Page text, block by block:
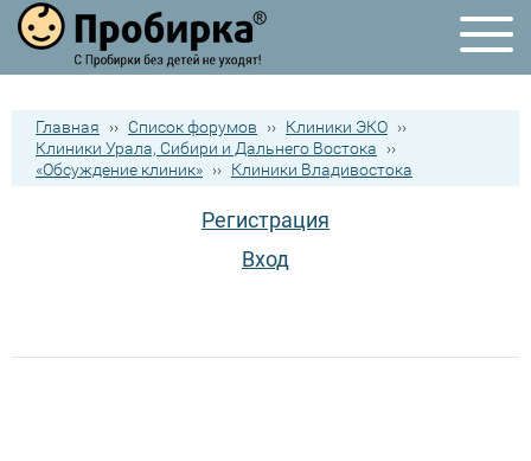
Главная ›› Список форумов ›› Клиники ЭКО ››
Клиники Урала, Сибири и Дальнего Востока
››
«Обсуждение клиник» ›› Клиники Владивостока
Регистрация
Вход